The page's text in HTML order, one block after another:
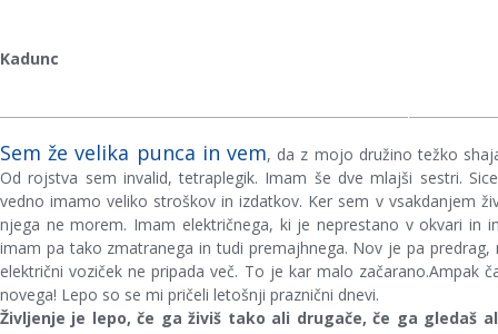
Kadunc
Sem že velika punca in vem, da z mojo družino težko
Od rojstva sem invalid, tetraplegik. Imam še dve mlajši sestri.
vedno imamo veliko stroškov in izdatkov. Ker sem v vsakdanjem
njega ne morem. Imam električnega, ki je neprestano v okvari in
imam pa tako zmatranega in tudi premajhnega. Nov je pa
električni voziček ne pripada več. To je kar malo začarano.Ampak
novega! Lepo so se mi pričeli letošnji praznični dnevi.
Življenje je lepo, če ga živiš tako ali drugače, če ga gledaš